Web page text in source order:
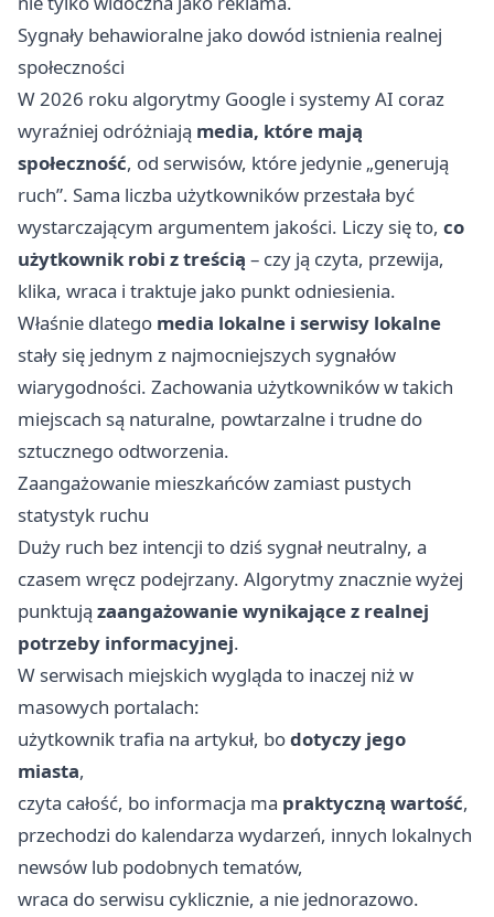
Sygnały behawioralne jako dowód istnienia realnej
społeczności
W 2026 roku algorytmy Google i systemy AI coraz
wyraźniej odróżniają media, które mają
społeczność, od serwisów, które jedynie „generują
ruch”. Sama liczba użytkowników przestała być
wystarczającym argumentem jakości. Liczy się to, co
użytkownik robi z treścią – czy ją czyta, przewija,
klika, wraca i traktuje jako punkt odniesienia.
Właśnie dlatego media lokalne i serwisy lokalne
stały się jednym z najmocniejszych sygnałów
wiarygodności. Zachowania użytkowników w takich
miejscach są naturalne, powtarzalne i trudne do
sztucznego odtworzenia.
Zaangażowanie mieszkańców zamiast pustych
statystyk ruchu
Duży ruch bez intencji to dziś sygnał neutralny, a
czasem wręcz podejrzany. Algorytmy znacznie wyżej
punktują zaangażowanie wynikające z realnej
potrzeby informacyjnej.
W serwisach miejskich wygląda to inaczej niż w
masowych portalach:
użytkownik trafia na artykuł, bodotyczy jego
miasta,
czyta całość, bo informacja ma praktyczną wartość,
przechodzi do kalendarza wydarzeń, innych lokalnych
newsów lub podobnych tematów,
wraca do serwisu cyklicznie, a nie jednorazowo.